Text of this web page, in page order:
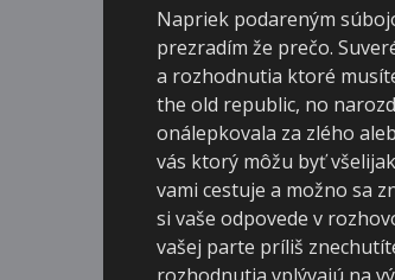
Napriek podareným
prezradím že prečo.
a rozhodnutia ktoré
the old republic, no
onálepkovala za zlého
vás ktorý môžu byť
vami cestuje a možno sa
si vaše odpovede v
vašej parte príliš